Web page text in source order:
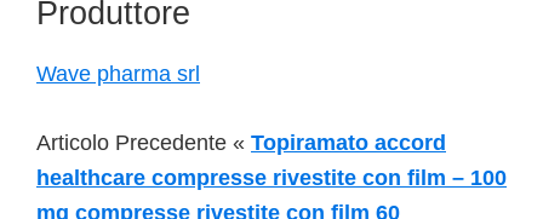
Produttore
Wave pharma srl
Articolo Precedente « Topiramato accord
healthcare compresse rivestite con film – 100
mg compresse rivestite con film 60